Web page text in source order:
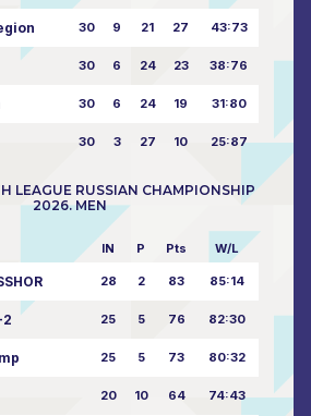
30 9 21 27 43:73
30 6 24 23 38:76
30 6 24 19 31:80
30 3 27 10 25:87
LEAGUE RUSSIAN CHAMPIONSHIP
2026. MEN
IN P Pts W/L
28 2 83 85:14
2 25 5 76 82:30
25 5 73 80:32
20 10 64 74:43